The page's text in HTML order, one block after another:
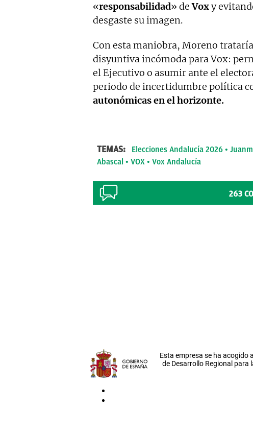
«responsabilidad» deVoxy
desgaste su imagen.
Con esta maniobra, Moreno
disyuntiva incómoda para Vox:
el Ejecutivo o asumir ante el
periodo de incertidumbre política
autonómicas en el horizonte.
TEMAS: Elecciones Andalucía 2026
Abascal
VOX Vox Andalucía
263
Esta empresa se ha acogido
de Desarrollo Regional para